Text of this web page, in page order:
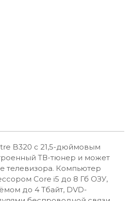
B320 с 21,5-дюймовым
ТВ-тюнер и может
телевизора. Компьютер
Core i5 до 8 Гб ОЗУ,
до 4 Тбайт, DVD-